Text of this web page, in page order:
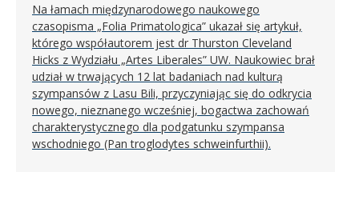
Na łamach międzynarodowego naukowego
czasopisma „Folia Primatologica” ukazał się artykuł,
którego współautorem jest dr Thurston Cleveland
Hicks z Wydziału „Artes Liberales” UW. Naukowiec brał
udział w trwających 12 lat badaniach nad kulturą
szympansów z Lasu Bili, przyczyniając się do odkrycia
nowego, nieznanego wcześniej, bogactwa zachowań
charakterystycznego dla podgatunku szympansa
wschodniego (Pan troglodytes schweinfurthii).